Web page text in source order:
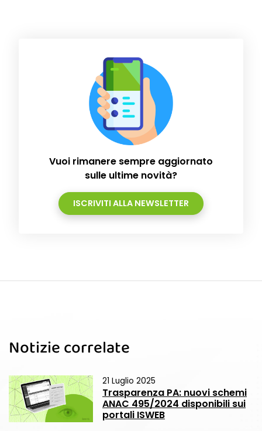
Vuoi rimanere sempre aggiornato
sulle ultime novità?
ISCRIVITI ALLA NEWSLETTER
Notizie correlate
21 Luglio 2025
Trasparenza PA: nuovi schemi
ANAC 495/2024 disponibili sui
portali ISWEB